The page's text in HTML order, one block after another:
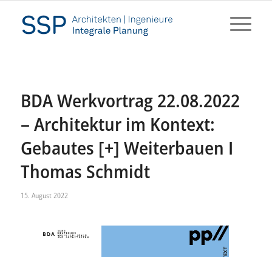
BDA Werkvortrag 22.08.2022
– Architektur im Kontext:
Gebautes [+] Weiterbauen I
Thomas Schmidt
15. August 2022